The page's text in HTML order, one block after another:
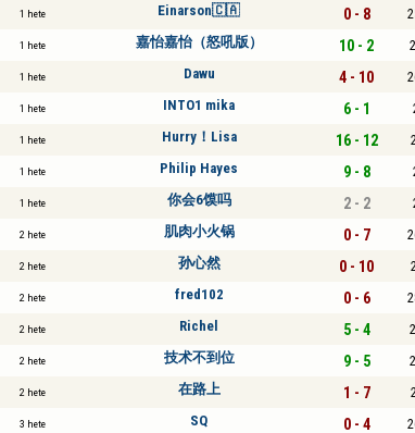
1 hete Einarson🇨🇦 0 - 8
1 hete 嘉怡嘉怡（怒吼版） 10 - 2
1 hete Dawu 4 - 10
1 hete INTO1 mika 6 - 1
1 hete Hurry！Lisa 16 - 12
1 hete Philip Hayes 9 - 8
1 hete 你会6馍吗 2 - 2
2 hete 肌肉小火锅 0 - 7
2 hete 孙心然 0 - 10
2 hete fred102 0 - 6
2 hete Richel 5 - 4
2 hete 技术不到位 9 - 5
2 hete 在路上 1 - 7
3 hete SQ 0 - 4